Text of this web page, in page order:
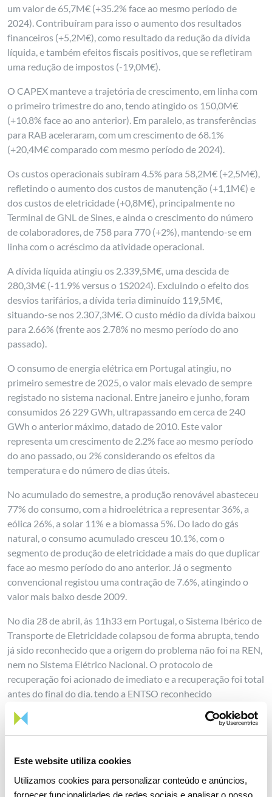
Este website utiliza cookies
Utilizamos cookies para personalizar conteúdo e anúncios,
fornecer funcionalidades de redes sociais e analisar o nosso
um valor de 65,7M€ (+35.2% face ao mesmo período de
2024). Contribuíram para isso o aumento dos resultados
financeiros (+5,2M€), como resultado da redução da dívida
líquida, e também efeitos fiscais positivos, que se refletiram
uma redução de impostos (-19,0M€).
O CAPEX manteve a trajetória de crescimento, em linha com
o primeiro trimestre do ano, tendo atingido os 150,0M€
(+10.8% face ao ano anterior). Em paralelo, as transferências
para RAB aceleraram, com um crescimento de 68.1%
(+20,4M€ comparado com mesmo período de 2024).
Os custos operacionais subiram 4.5% para 58,2M€ (+2,5M€),
refletindo o aumento dos custos de manutenção (+1,1M€) e
dos custos de eletricidade (+0,8M€), principalmente no
Terminal de GNL de Sines, e ainda o crescimento do número
de colaboradores, de 758 para 770 (+2%), mantendo-se em
linha com o acréscimo da atividade operacional.
A dívida líquida atingiu os 2.339,5M€, uma descida de
280,3M€ (-11.9% versus o 1S2024). Excluindo o efeito dos
desvios tarifários, a dívida teria diminuído 119,5M€,
situando-se nos 2.307,3M€. O custo médio da dívida baixou
para 2.66% (frente aos 2.78% no mesmo período do ano
passado).
O consumo de energia elétrica em Portugal atingiu, no
primeiro semestre de 2025, o valor mais elevado de sempre
registado no sistema nacional. Entre janeiro e junho, foram
consumidos 26 229 GWh, ultrapassando em cerca de 240
GWh o anterior máximo, datado de 2010. Este valor
representa um crescimento de 2.2% face ao mesmo período
do ano passado, ou 2% considerando os efeitos da
temperatura e do número de dias úteis.
No acumulado do semestre, a produção renovável abasteceu
77% do consumo, com a hidroelétrica a representar 36%, a
eólica 26%, a solar 11% e a biomassa 5%. Do lado do gás
natural, o consumo acumulado cresceu 10.1%, com o
segmento de produção de eletricidade a mais do que duplicar
face ao mesmo período do ano anterior. Já o segmento
convencional registou uma contração de 7.6%, atingindo o
valor mais baixo desde 2009.
No dia 28 de abril, às 11h33 em Portugal, o Sistema Ibérico de
Transporte de Eletricidade colapsou de forma abrupta, tendo
já sido reconhecido que a origem do problema não foi na REN,
nem no Sistema Elétrico Nacional. O protocolo de
recuperação foi acionado de imediato e a recuperação foi total
antes do final do dia. tendo a ENTSO reconhecido
formalmente que a recuperação ibérica foi feita dentro dos
melhores padrões de eficiência. A REN já entregou relatórios
sobre o incidente às autoridades nacionais e europeias,
Destacando o seu compromisso com a transição energética
responsável, a revista norte-americana TIME reconheceu a